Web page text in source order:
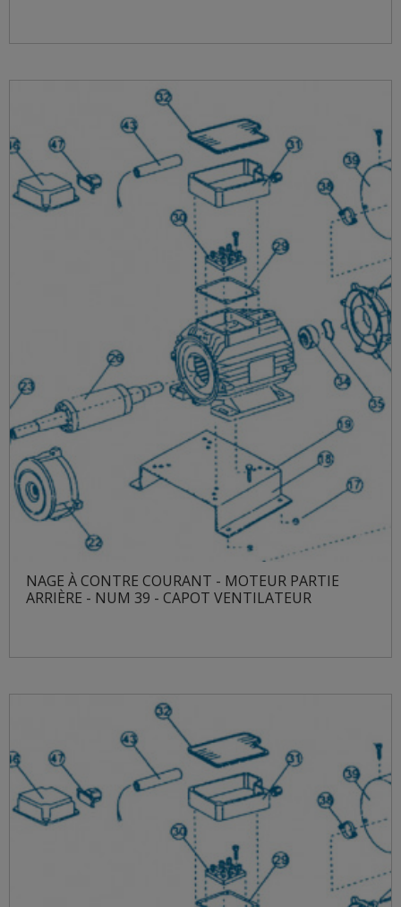
NAGE À CONTRE COURANT - MOTEUR PARTIE
ARRIÈRE - NUM 39 - CAPOT VENTILATEUR